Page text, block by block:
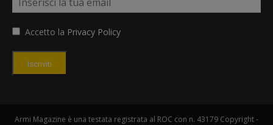
Accetto la Privacy Policy
Iscriviti
Armi Magazine è una testata registrata al ROC con n. 43179 Copyright -